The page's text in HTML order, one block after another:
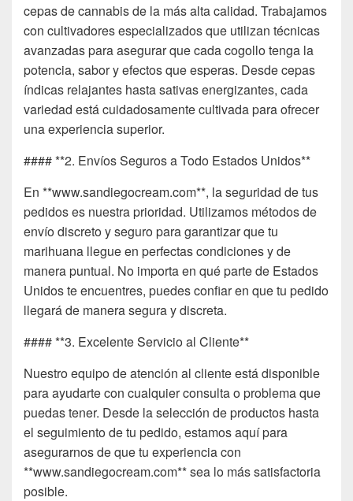
cepas de cannabis de la más alta calidad. Trabajamos
con cultivadores especializados que utilizan técnicas
avanzadas para asegurar que cada cogollo tenga la
potencia, sabor y efectos que esperas. Desde cepas
índicas relajantes hasta sativas energizantes, cada
variedad está cuidadosamente cultivada para ofrecer
una experiencia superior.
#### **2. Envíos Seguros a Todo Estados Unidos**
En **www.sandiegocream.com**, la seguridad de tus
pedidos es nuestra prioridad. Utilizamos métodos de
envío discreto y seguro para garantizar que tu
marihuana llegue en perfectas condiciones y de
manera puntual. No importa en qué parte de Estados
Unidos te encuentres, puedes confiar en que tu pedido
llegará de manera segura y discreta.
#### **3. Excelente Servicio al Cliente**
Nuestro equipo de atención al cliente está disponible
para ayudarte con cualquier consulta o problema que
puedas tener. Desde la selección de productos hasta
el seguimiento de tu pedido, estamos aquí para
asegurarnos de que tu experiencia con
**www.sandiegocream.com** sea lo más satisfactoria
posible.